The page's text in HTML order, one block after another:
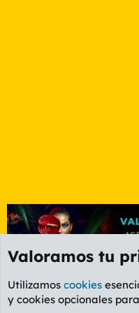
Etiquetas
Valoramos tu
Utilizamos cookies
y cookies opcionales